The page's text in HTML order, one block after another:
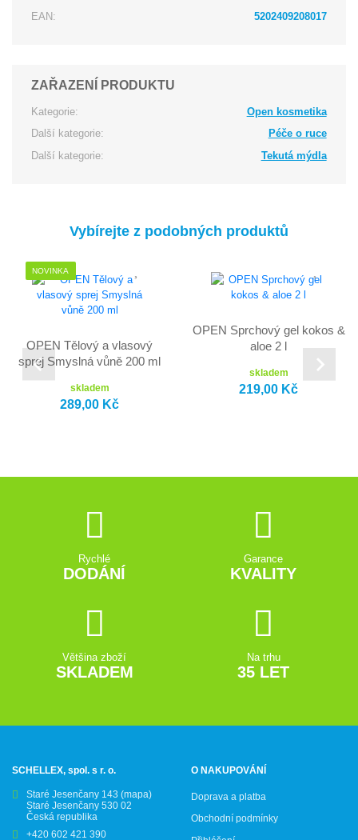
EAN: 5202409208017
ZAŘAZENÍ PRODUKTU
Kategorie:
Open kosmetika
Další kategorie:
Péče o ruce
Další kategorie:
Tekutá mýdla
Vybírejte z podobných produktů
NOVINKA
OPEN Tělový a vlasový
sprej Smyslná vůně 200 ml
skladem
289,00 Kč
OPEN Sprchový gel kokos &
aloe 2 l
skladem
219,00 Kč
Rychlé
DODÁNÍ
Garance
KVALITY
Většina zboží
SKLADEM
Na trhu
35 LET
SCHELLEX, spol. s r. o.
Staré Jesenčany 143 (mapa)
Staré Jesenčany 530 02
Česká republika
+420 602 421 390
O NAKUPOVÁNÍ
Doprava a platba
Obchodní podmínky